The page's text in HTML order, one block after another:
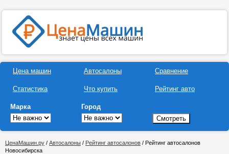
Цена машин
Статистика
Автосалоны
Что купить
Сравнение
Рейтинг авто
Марка Город
ЦенаМашин.ру / Автосалоны / Рейтинг автосалонов / Рейтинг автосалонов
Новосибирска